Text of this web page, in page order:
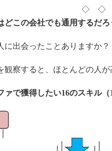
◇ ◇
この会社でも通用するだろ
出会ったことありますか？
察すると、ほとんどの人が
ァで獲得したい16のスキル（